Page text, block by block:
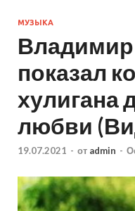
МУЗЫКА
показал
хулигана
любви
19.07.2021 - от admin -